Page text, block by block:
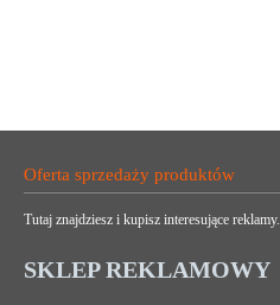
Oferta sprzedaży produktów
Tutaj znajdziesz i kupisz interesujące reklamy.
SKLEP REKLAMOWY